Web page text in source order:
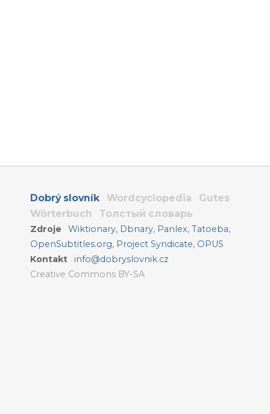
Dobrý slovník Wordcyclopedia
Gutes
Wörterbuch
Толстый словарь
Zdroje Wiktionary, Dbnary, Panlex,Tatoeba,
OpenSubtitles.org, Project Syndicate, OPUS
Kontakt
info@dobryslovnik.cz
Creative Commons BY-SA